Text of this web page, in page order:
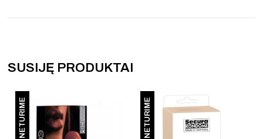
SUSIJĘ PRODUKTAI
NETURIME NETURIME